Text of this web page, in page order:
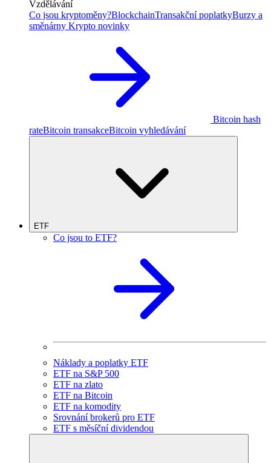
Vzdělávání
Co jsou kryptoměny?BlockchainTransakční poplatkyBurzy a
směnárny Krypto novinky
Bitcoin hash
rateBitcoin transakceBitcoin vyhledávání
ETF
Co jsou to ETF?
Náklady a poplatky ETF
ETF na S&P 500
ETF na zlato
ETF na Bitcoin
ETF na komodity
Srovnání brokerů pro ETF
ETF s měsíční dividendou